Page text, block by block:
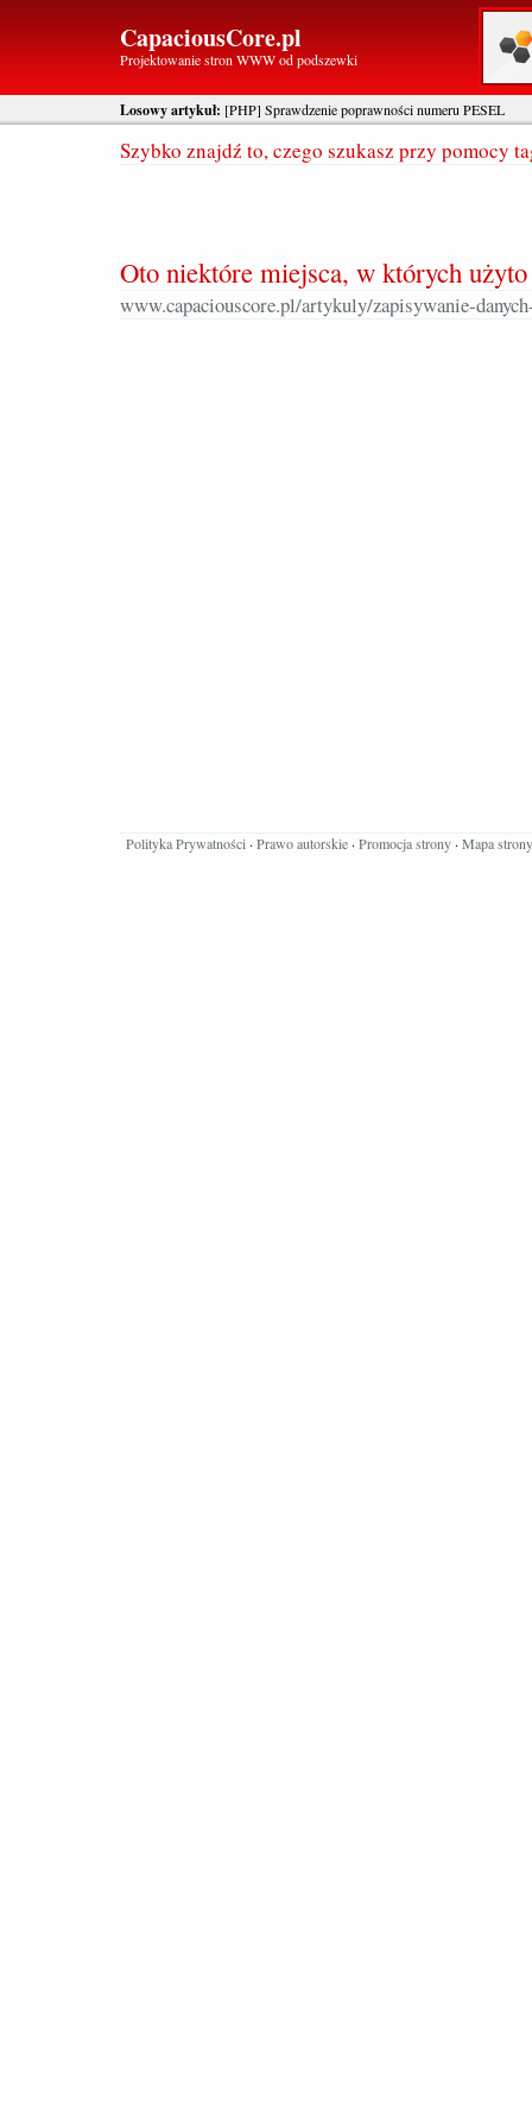
CapaciousCore.pl
Projektowanie stron WWW od podszewki
Losowy artykuł: [PHP] Sprawdzenie poprawności numeru PESEL
Szybko znajdź to, czego szukasz przy pomocy
Oto niektóre miejsca, w których
www.capaciouscore.pl/artykuly/zapisywanie-
Polityka Prywatności · Prawo autorskie · Promocja strony · Mapa strony